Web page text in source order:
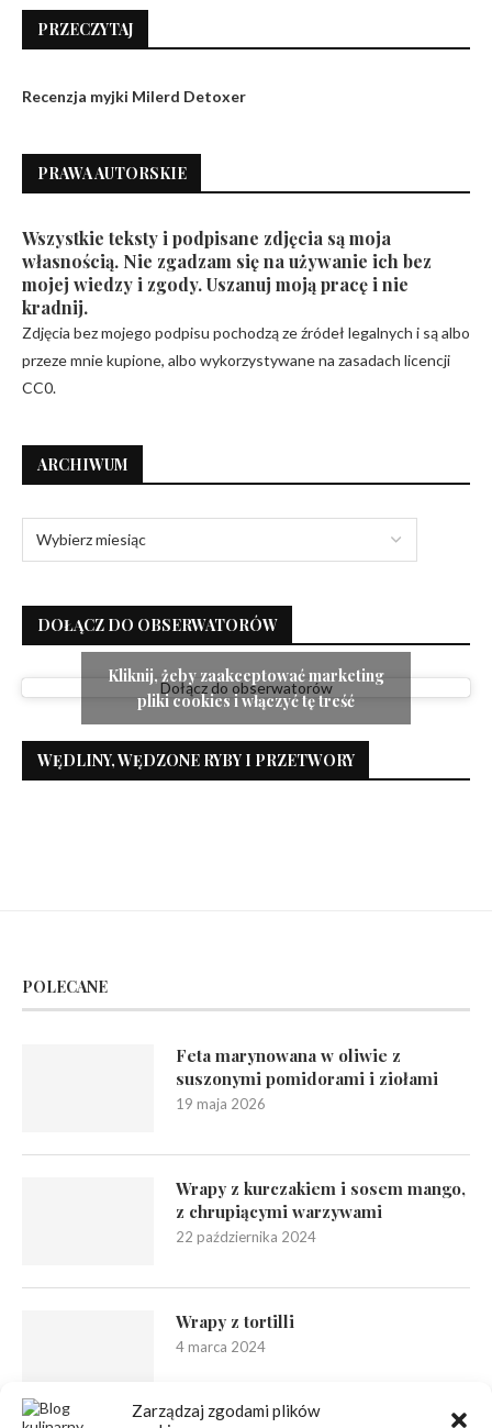
Zarządzaj zgodami plików
PRZECZYTAJ
Recenzja myjki Milerd Detoxer
PRAWA AUTORSKIE
Wszystkie teksty i podpisane zdjęcia są moja
własnością. Nie zgadzam się na używanie ich bez
mojej wiedzy i zgody. Uszanuj moją pracę i nie
kradnij.
Zdjęcia bez mojego podpisu pochodzą ze źródeł legalnych i są albo
przeze mnie kupione, albo wykorzystywane na zasadach licencji
CC0.
ARCHIWUM
DOŁĄCZ DO OBSERWATORÓW
Dołącz do obserwatorów
Kliknij, żeby zaakceptować marketing
pliki cookies i włączyć tę treść
WĘDLINY, WĘDZONE RYBY I PRZETWORY
POLECANE
Feta marynowana w oliwie z
suszonymi pomidorami i ziołami
19 maja 2026
Wrapy z kurczakiem i sosem mango,
z chrupiącymi warzywami
22 października 2024
Wrapy z tortilli
4 marca 2024